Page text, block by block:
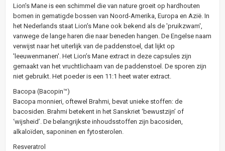
Lion's Mane is een schimmel die van nature groeit op hardhouten
bomen in gematigde bossen van Noord-Amerika, Europa en Azië. In
het Nederlands staat Lion's Mane ook bekend als de 'pruikzwam',
vanwege de lange haren die naar beneden hangen. De Engelse naam
verwijst naar het uiterlijk van de paddenstoel, dat lijkt op
'leeuwenmanen'. Het Lion’s Mane extract in deze capsules zijn
gemaakt van het vruchtlichaam van de paddenstoel. De sporen zijn
niet gebruikt. Het poeder is een 11:1 heet water extract.
Bacopa (Bacopin™)
Bacopa monnieri, oftewel Brahmi, bevat unieke stoffen: de
bacosiden. Brahmi betekent in het Sanskriet ‘bewustzijn’ of
‘wijsheid’. De belangrijkste inhoudsstoffen zijn bacosiden,
alkaloïden, saponinen en fytosterolen.
Resveratrol